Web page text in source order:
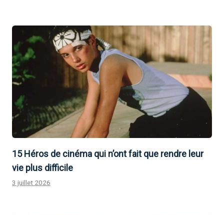
15 Héros de cinéma qui n’ont fait que rendre leur
vie plus difficile
3 juillet 2026